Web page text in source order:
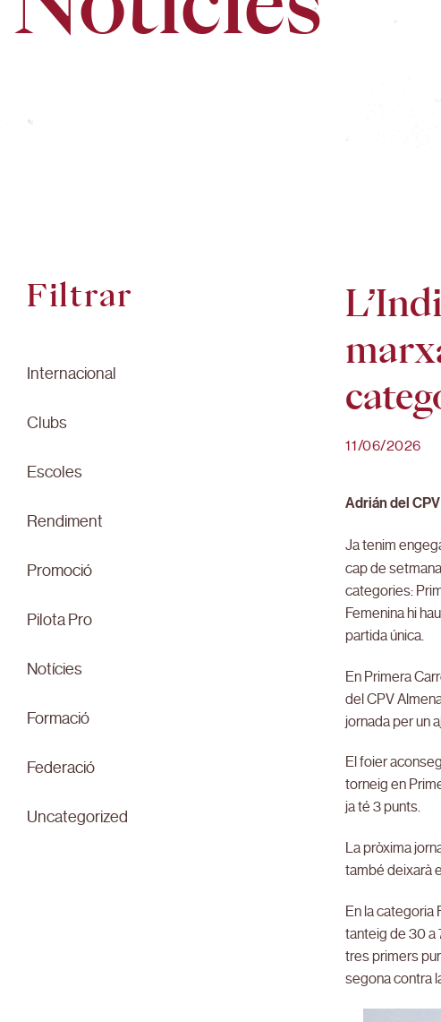
Filtrar
Internacional
Clubs
Escoles
Rendiment
Promoció
Pilota Pro
Notícies
Formació
Federació
Uncategorized
11/06/2026
Adrián del
Ja tenim
cap de
categories:
Femenina hi
partida única.
En Primera
del CPV
jornada per un
El foier
torneig en
ja té 3 punts.
La pròxima
també deixarà
En la categoria
tanteig de 30 a
tres primers
segona contra